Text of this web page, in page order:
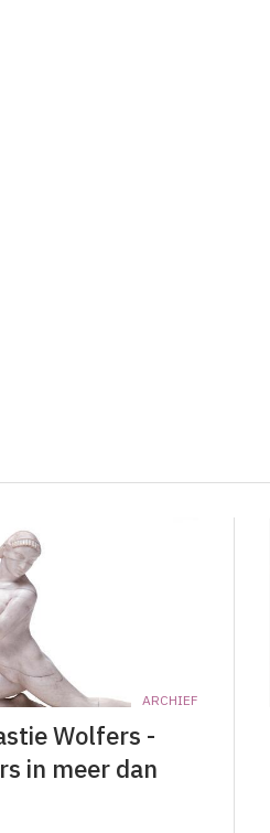
ARCHIEF
Wolfers -
in meer dan